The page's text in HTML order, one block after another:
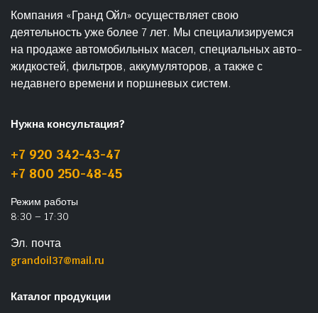
Компания «Гранд Ойл» осуществляет свою
деятельность уже более 7 лет. Мы специализируемся
на продаже автомобильных масел, специальных авто-
жидкостей, фильтров, аккумуляторов, а также с
недавнего времени и поршневых систем.
Нужна консультация?
+7 920 342-43-47
+7 800 250-48-45
Режим работы
8:30 – 17:30
Эл. почта
grandoil37@mail.ru
Каталог продукции